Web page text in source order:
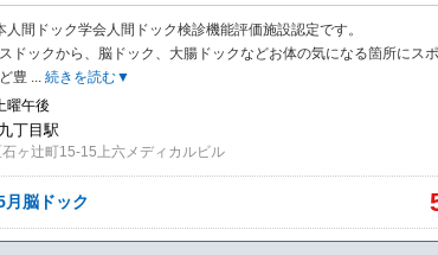
人間ドック学会人間ドック検診機能評価施設認定です。
ドッ クから、脳ドック、大腸ドックなどお体の気になる箇所にス
豊 ... 続きを読む▼
曜午後
丁目駅
ヶ辻町15-15上六メディカルビル
月脳ドック